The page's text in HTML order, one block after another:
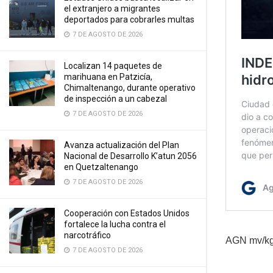
el extranjero a migrantes
deportados para cobrarles multas
7 DE AGOSTO DE 2026
Localizan 14 paquetes de
marihuana en Patzicía,
Chimaltenango, durante operativo
de inspección a un cabezal
7 DE AGOSTO DE 2026
Avanza actualización del Plan
Nacional de Desarrollo K’atun 2056
en Quetzaltenango
7 DE AGOSTO DE 2026
Cooperación con Estados Unidos
fortalece la lucha contra el
narcotráfico
7 DE AGOSTO DE 2026
AGN mv/